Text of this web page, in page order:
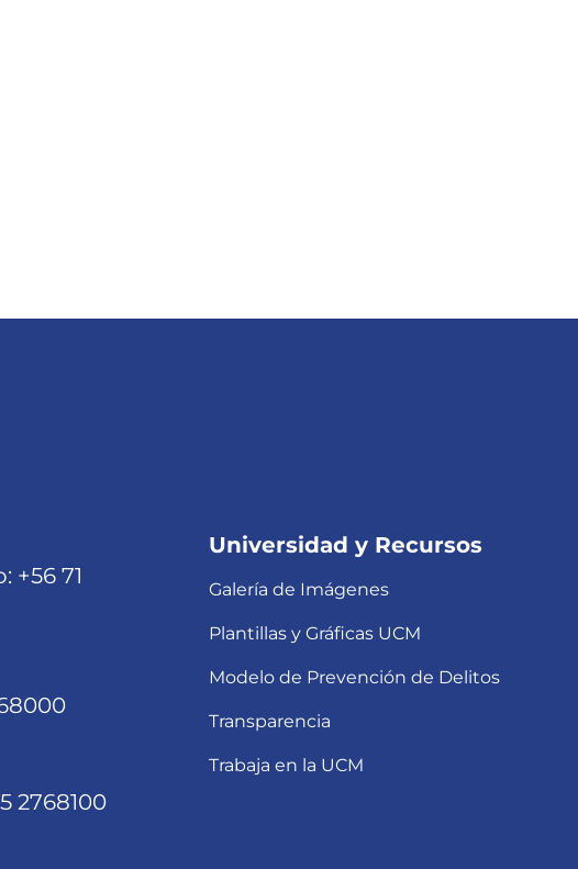
+56 71
2768100
Universidad y Recursos
Galería de Imágenes
Plantillas y Gráficas UCM
Modelo de Prevención de Delitos
Transparencia
Trabaja en la UCM